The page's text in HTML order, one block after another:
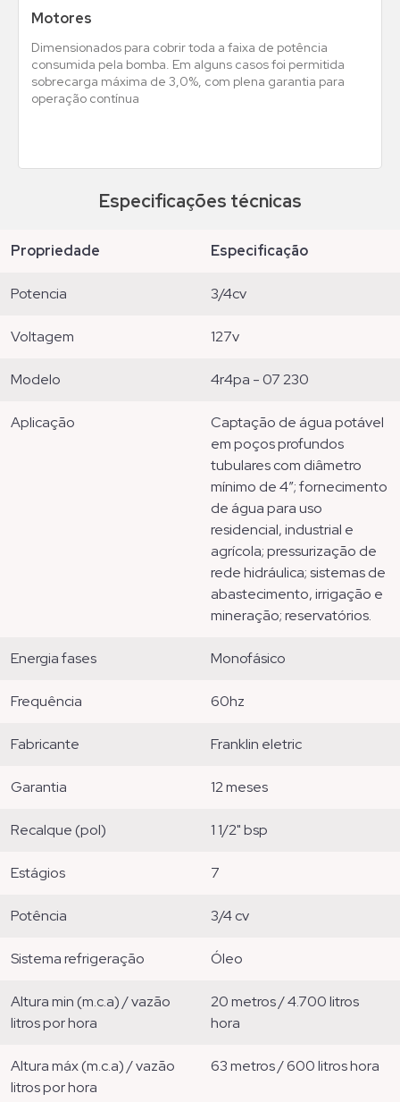
Motores
Dimensionados para cobrir toda a faixa de potência
consumida pela bomba. Em alguns casos foi permitida
sobrecarga máxima de 3,0%, com plena garantia para
operação contínua
Especificações técnicas
propriedade especificação
potencia 3/4cv
voltagem 127v
modelo 4r4pa - 07 230
aplicação
captação de água potável
em poços profundos
tubulares com diâmetro
mínimo de 4”; fornecimento
de água para uso
residencial, industrial e
agrícola; pressurização de
rede hidráulica; sistemas de
abastecimento, irrigação e
mineração; reservatórios.
energia fases monofásico
frequência 60hz
fabricante franklin eletric
garantia 12 meses
recalque (pol) 1 1/2" bsp
estágios 7
potência 3/4 cv
sistema refrigeração óleo
altura min (m.c.a) / vazão
litros por hora
20 metros / 4.700 litros
hora
altura máx (m.c.a) / vazão
litros por hora
63 metros / 600 litros hora